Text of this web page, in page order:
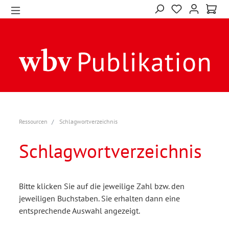
Ressourcen Schlagwortverzeichnis
Schlagwortverzeichnis
Bitte klicken Sie auf die jeweilige Zahl bzw. den
jeweiligen Buchstaben. Sie erhalten dann eine
entsprechende Auswahl angezeigt.